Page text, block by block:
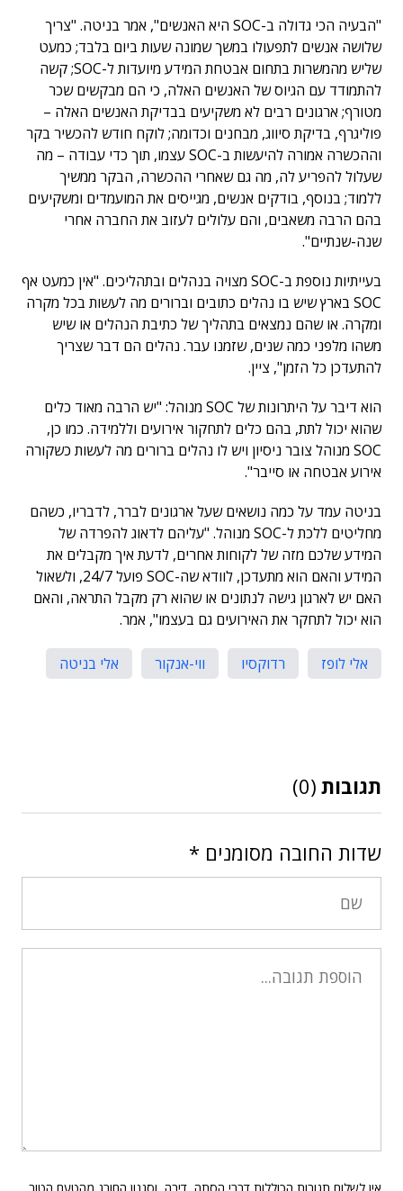
"הבעיה הכי גדולה ב-SOC היא האנשים", אמר בניטה. "צריך
שלושה אנשים לתפעולו במשך שמונה שעות ביום בלבד; כמעט
שליש מהמשרות בתחום אבטחת המידע מיועדות ל-SOC; קשה
להתמודד עם הגיוס של האנשים האלה, כי הם מבקשים שכר
מטורף; ארגונים רבים לא משקיעים בבדיקת האנשים האלה –
פוליגרף, בדיקת סיווג, מבחנים וכדומה; לוקח חודש להכשיר בקר
וההכשרה אמורה להיעשות ב-SOC עצמו, תוך כדי עבודה – מה
שעלול להפריע לה, מה גם שאחרי ההכשרה, הבקר ממשיך
ללמוד; בנוסף, בודקים אנשים, מגייסים את המועמדים ומשקיעים
בהם הרבה משאבים, והם עלולים לעזוב את החברה אחרי
שנה-שנתיים".
בעייתיות נוספת ב-SOC מצויה בנהלים ובתהליכים. "אין כמעט אף
SOC בארץ שיש בו נהלים כתובים וברורים מה לעשות בכל מקרה
ומקרה. או שהם נמצאים בתהליך של כתיבת הנהלים או שיש
משהו מלפני כמה שנים, שזמנו עבר. נהלים הם דבר שצריך
להתעדכן כל הזמן", ציין.
הוא דיבר על היתרונות של SOC מנוהל: "יש הרבה מאוד כלים
שהוא יכול לתת, בהם כלים לתחקור אירועים וללמידה. כמו כן,
SOC מנוהל צובר ניסיון ויש לו נהלים ברורים מה לעשות כשקורה
אירוע אבטחה או סייבר".
בניטה עמד על כמה נושאים שעל ארגונים לברר, לדבריו, כשהם
מחליטים ללכת ל-SOC מנוהל. "עליהם לדאוג להפרדה של
המידע שלכם מזה של לקוחות אחרים, לדעת איך מקבלים את
המידע והאם הוא מתעדכן, לוודא שה-SOC פועל 24/7, ולשאול
האם יש לארגון גישה לנתונים או שהוא רק מקבל התראה, והאם
הוא יכול לתחקר את האירועים גם בעצמו", אמר.
אלי לופז רדוקסיו ווי-אנקור אלי בניטה
תגובות (0)
שדות החובה מסומנים *